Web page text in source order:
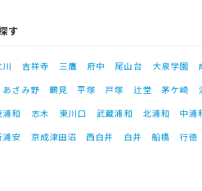
す
川 吉祥寺 三鷹 府中 尾山台 大泉学園
あざみ野 鶴見 平塚 戸塚 辻堂 茅ケ崎
浦和 志木 東川口 武蔵浦和 北浦和 中浦
浦安 京成津田沼 西白井 白井 船橋 行徳